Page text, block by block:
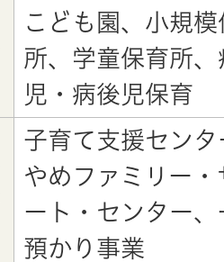
こども園、小規模
所、学童保育所、
児・病後児保育
子育て支援センタ
やめファミリー・
ート・センター、
預かり事業